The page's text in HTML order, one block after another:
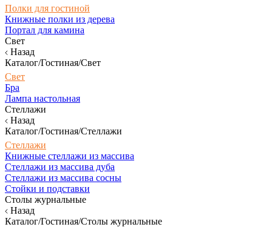
Полки для гостиной
Книжные полки из дерева
Портал для камина
Свет
Назад
Каталог/Гостиная/Свет
Свет
Бра
Лампа настольная
Стеллажи
Назад
Каталог/Гостиная/Стеллажи
Стеллажи
Книжные стеллажи из массива
Стеллажи из массива дуба
Стеллажи из массива сосны
Стойки и подставки
Столы журнальные
Назад
Каталог/Гостиная/Столы журнальные